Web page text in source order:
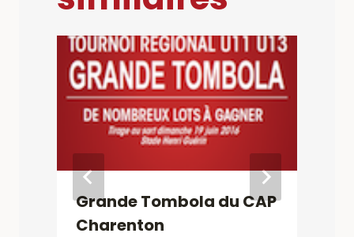
Grande Tombola du CAP
Charenton